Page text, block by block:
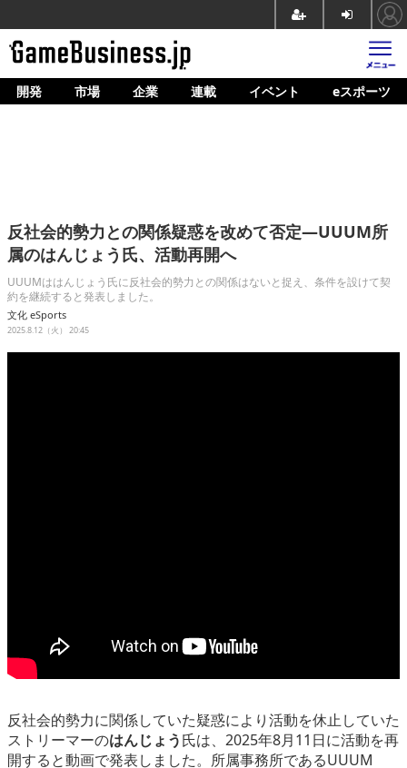
ホーム
企業動向
人材育成
産業政策
連載
開発 市場 企業 連載 イベント eスポーツ
反社会的勢力との関係疑惑を改めて否定―UUUM所
属のはんじょう氏、活動再開へ
UUUMははんじょう氏に反社会的勢力との関係はないと捉え、条件を設けて契
約を継続すると発表しました。
文化 eSports
2025.8.12（火） 20:45
反社会的勢力に関係していた疑惑により活動を休止していた
ストリーマーのはんじょう氏は、2025年8月11日に活動を再
開すると動画で発表しました。所属事務所であるUUUM